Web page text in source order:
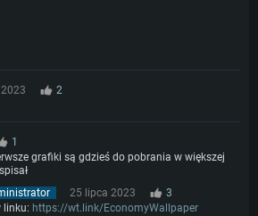
2
1
grafiki są gdzieś do pobrania w większej
25 lipca 2023
3
linku: https://wt.link/EconomyWallpaper